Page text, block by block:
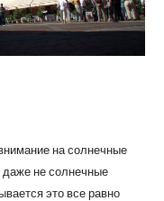
на солнечные
не солнечные
это все равно